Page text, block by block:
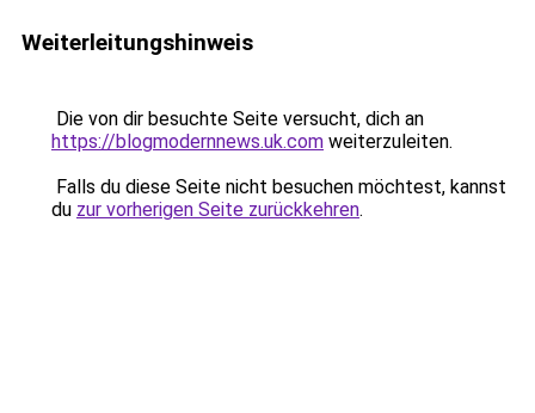
Weiterleitungshinweis
Die von dir besuchte Seite versucht, dich an
https://blogmodernnews.uk.com weiterzuleiten.
Falls du diese Seite nicht besuchen möchtest, kannst
du zur vorherigen Seite zurückkehren.